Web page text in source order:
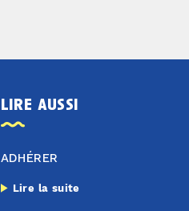
lire aussi
ADHÉRER
Lire la suite